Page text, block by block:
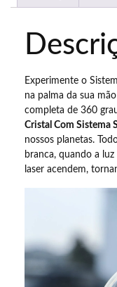
Experimente o
na palma da sua
completa de 360
Cristal Com Sistema
nossos planetas.
branca, quando a luz
laser acendem,